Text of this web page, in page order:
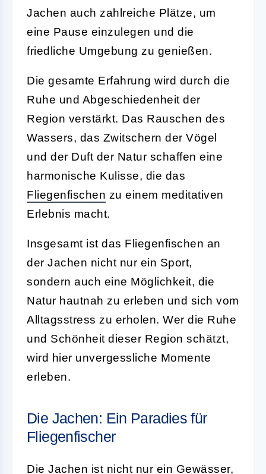
Jachen auch zahlreiche Plätze, um
eine Pause einzulegen und die
friedliche Umgebung zu genießen.
Die gesamte Erfahrung wird durch die
Ruhe und Abgeschiedenheit der
Region verstärkt. Das Rauschen des
Wassers, das Zwitschern der Vögel
und der Duft der Natur schaffen eine
harmonische Kulisse, die das
Fliegenfischen zu einem meditativen
Erlebnis macht.
Insgesamt ist das Fliegenfischen an
der Jachen nicht nur ein Sport,
sondern auch eine Möglichkeit, die
Natur hautnah zu erleben und sich vom
Alltagsstress zu erholen. Wer die Ruhe
und Schönheit dieser Region schätzt,
wird hier unvergessliche Momente
erleben.
Die Jachen: Ein Paradies für
Fliegenfischer
Die Jachen ist nicht nur ein Gewässer,